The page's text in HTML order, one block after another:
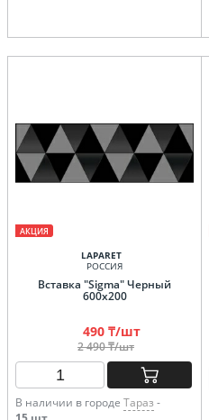
АКЦИЯ
LAPARET
РОССИЯ
Вставка "Sigma" Черный
600х200
490 ₸/шт
2 490 ₸/шт
В наличии в городе Тараз -